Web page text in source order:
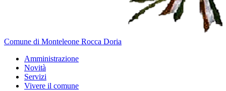
Comune di Monteleone Rocca Doria
Amministrazione
Novità
Servizi
Vivere il comune